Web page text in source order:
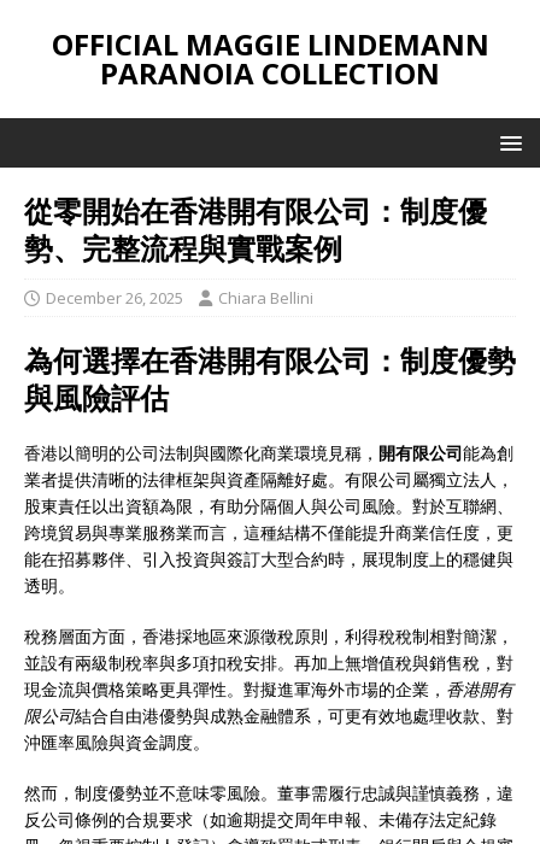
OFFICIAL MAGGIE LINDEMANN
PARANOIA COLLECTION
從零開始在香港開有限公司：制度優
勢、完整流程與實戰案例
December 26, 2025 Chiara Bellini
為何選擇在香港開有限公司：制度優勢
與風險評估
香港以簡明的公司法制與國際化商業環境見稱， 開有限公司能為創
業者提供清晰的法律框架與資產隔離好處。有限公司屬獨立法人，
股東責任以出資額為限，有助分隔個人與公司風險。對於互聯網、
跨境貿易與專業服務業而言，這種結構不僅能提升商業信任度，更
能在招募夥伴、引入投資與簽訂大型合約時，展現制度上的穩健與
透明。
稅務層面方面，香港採地區來源徵稅原則，利得稅稅制相對簡潔，
並設有兩級制稅率與多項扣稅安排。再加上無增值稅與銷售稅，對
現金流與價格策略更具彈性。對擬進軍海外市場的企業， 香港開有
限公司結合自由港優勢與成熟金融體系，可更有效地處理收款、對
沖匯率風險與資金調度。
然而，制度優勢並不意味零風險。董事需履行忠誠與謹慎義務，違
反公司條例的合規要求（如逾期提交周年申報、未備存法定紀錄